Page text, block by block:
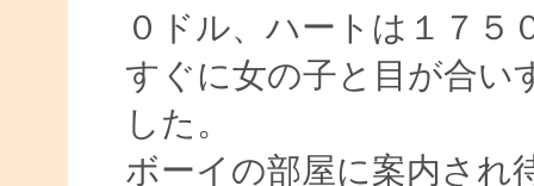
０ドル、ハートは１７５
すぐに女の子と目が合
した。
ボーイの部屋に案内され